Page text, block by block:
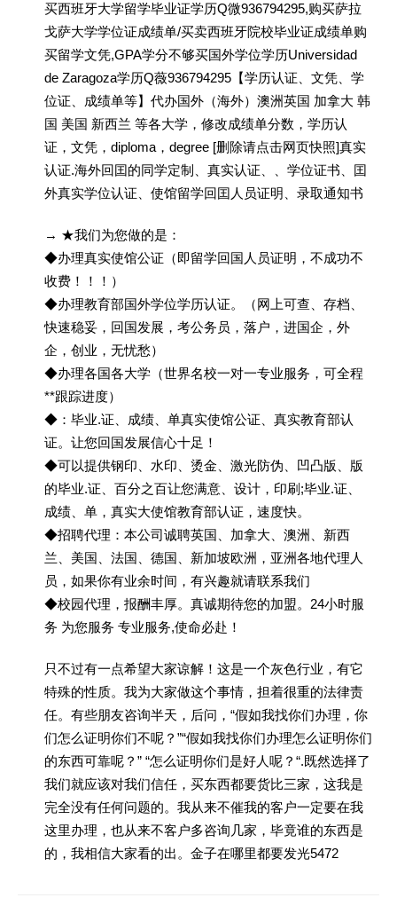
买西班牙大学留学毕业证学历Q微936794295,购买萨拉
戈萨大学学位证成绩单/买卖西班牙院校毕业证成绩单购
买留学文凭,GPA学分不够买国外学位学历Universidad
de Zaragoza学历Q薇936794295【学历认证、文凭、学
位证、成绩单等】代办国外（海外）澳洲英国 加拿大 韩
国 美国 新西兰 等各大学，修改成绩单分数，学历认
证，文凭，diploma，degree [删除请点击网页快照]真实
认证.海外回囯的同学定制、真实认证、、学位证书、囯
外真实学位认证、使馆留学回囯人员证明、录取通知书
→ ★我们为您做的是：
◆办理真实使馆公证（即留学回国人员证明，不成功不
收费！！！）
◆办理教育部国外学位学历认证。（网上可查、存档、
快速稳妥，回国发展，考公务员，落户，进国企，外
企，创业，无忧愁）
◆办理各国各大学（世界名校一对一专业服务，可全程
**跟踪进度）
◆：毕业.证、成绩、单真实使馆公证、真实教育部认
证。让您回国发展信心十足！
◆可以提供钢印、水印、烫金、激光防伪、凹凸版、版
的毕业.证、百分之百让您满意、设计，印刷;毕业.证、
成绩、单，真实大使馆教育部认证，速度快。
◆招聘代理：本公司诚聘英国、加拿大、澳洲、新西
兰、美国、法国、德国、新加坡欧洲，亚洲各地代理人
员，如果你有业余时间，有兴趣就请联系我们
◆校园代理，报酬丰厚。真诚期待您的加盟。24小时服
务 为您服务 专业服务,使命必赴！
只不过有一点希望大家谅解！这是一个灰色行业，有它
特殊的性质。我为大家做这个事情，担着很重的法律责
任。有些朋友咨询半天，后问，“假如我找你们办理，你
们怎么证明你们不呢？”“假如我找你们办理怎么证明你们
的东西可靠呢？” “怎么证明你们是好人呢？“.既然选择了
我们就应该对我们信任，买东西都要货比三家，这我是
完全没有任何问题的。我从来不催我的客户一定要在我
这里办理，也从来不客户多咨询几家，毕竟谁的东西是
的，我相信大家看的出。金子在哪里都要发光5472